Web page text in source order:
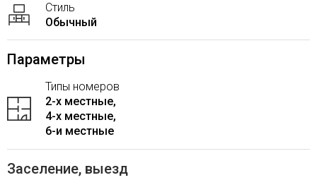
Стиль
Обычный
Параметры
Типы номеров
2-x местные,
4-x местные,
6-и местные
Заселение, выезд